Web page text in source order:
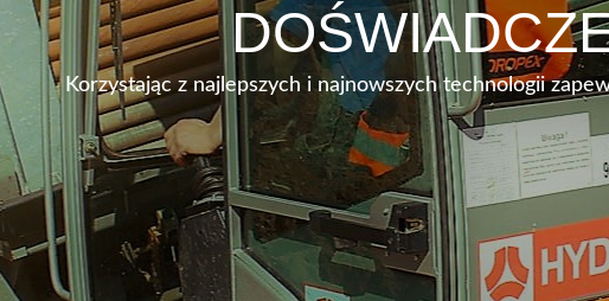
Korzystając z najlepszych i najnowszych technologii